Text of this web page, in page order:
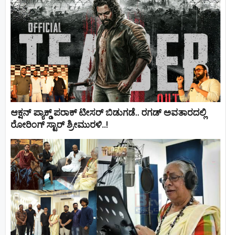
ಆಕ್ಷನ್ ಪ್ಯಾಕ್ಡ್ ಪರಾಕ್ ಟೀಸರ್ ಬಿಡುಗಡೆ.. ರಗಡ್ ಅವತಾರದಲ್ಲಿ
ರೋರಿಂಗ್ ಸ್ಟಾರ್ ಶ್ರೀಮುರಳಿ..!